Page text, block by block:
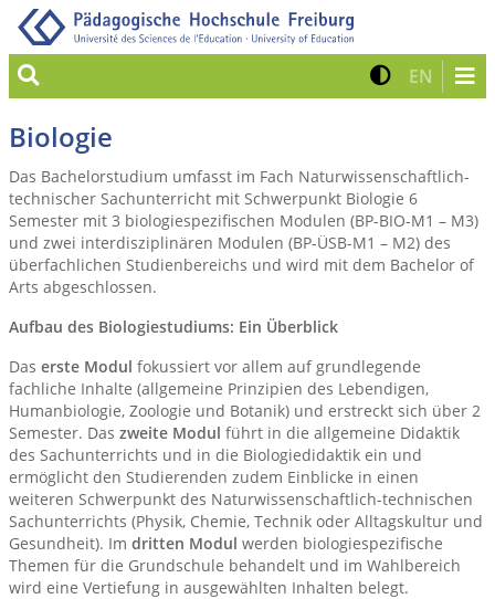
Suche Kontrast
EN Zur
Biologie
Das Bachelorstudium umfasst im Fach Naturwissenschaftlich-
technischer Sachunterricht mit Schwerpunkt Biologie 6
Semester mit 3 biologiespezifischen Modulen (BP-BIO-M1 – M3)
und zwei interdisziplinären Modulen (BP-ÜSB-M1 – M2) des
überfachlichen Studienbereichs und wird mit dem Bachelor of
Arts abgeschlossen.
Aufbau des Biologiestudiums: Ein Überblick
Das erste Modul fokussiert vor allem auf grundlegende
fachliche Inhalte (allgemeine Prinzipien des Lebendigen,
Humanbiologie, Zoologie und Botanik) und erstreckt sich über 2
Semester. Das zweite Modul führt in die allgemeine Didaktik
des Sachunterrichts und in die Biologiedidaktik ein und
ermöglicht den Studierenden zudem Einblicke in einen
weiteren Schwerpunkt des Naturwissenschaftlich-technischen
Sachunterrichts (Physik, Chemie, Technik oder Alltagskultur und
Gesundheit). Im dritten Modul werden biologiespezifische
Themen für die Grundschule behandelt und im Wahlbereich
wird eine Vertiefung in ausgewählten Inhalten belegt.